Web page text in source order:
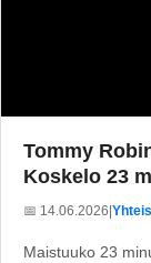
Tommy
Koskelo 23
📅 14.06.2026
Maistuuko 23